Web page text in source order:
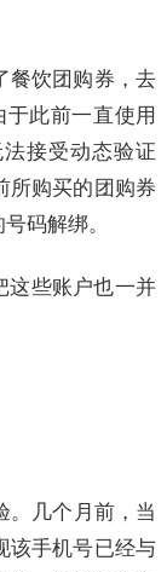
餐饮团购券，去
此前一直使用
接受动态验证
所购买的团购券
码解绑。
。几个月前，当
该手机号已经与